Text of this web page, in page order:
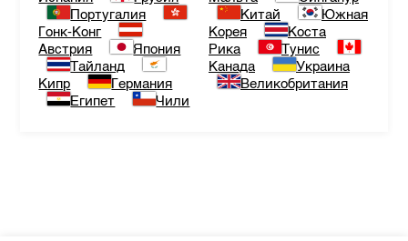
Португалия
Гонк-Конг
Австрия
Япония
Тайланд
Кипр
Германия
Египет
Чили
Китай
Южная
Корея
Коста
Рика
Тунис
Канада
Украина
Великобритания